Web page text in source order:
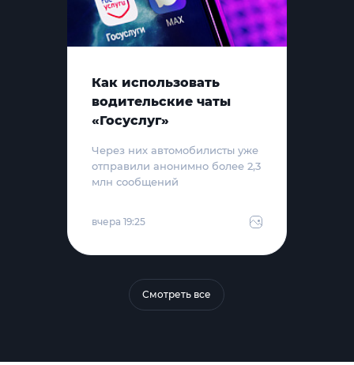
Как использовать
водительские чаты
«Госуслуг»
Через них автомобилисты уже
отправили анонимно более 2,3
млн сообщений
вчера 19:25
Смотреть все